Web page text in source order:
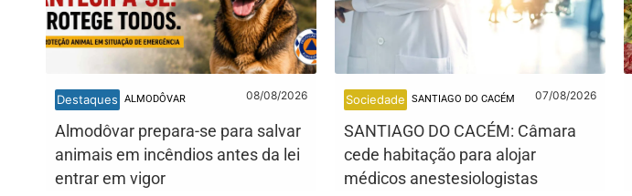
Destaques ALMODÔVAR 08/08/2026
Almodôvar prepara-se para salvar
animais em incêndios antes da lei
entrar em vigor
Sociedade SANTIAGO DO CACÉM 07/08/2026
SANTIAGO DO CACÉM: Câmara
cede habitação para alojar
médicos anestesiologistas